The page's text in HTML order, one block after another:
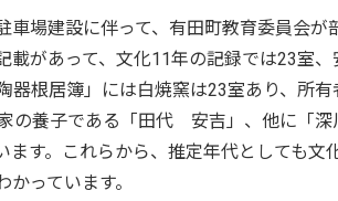
車場建設に伴って、有田町教育委員会が
載があって、文化11年の記録では23室
器根居簿」には白焼窯は23室あり、所
の養子である「田代 安吉」、他に
ます。これらから、推定年代としても文
っています。